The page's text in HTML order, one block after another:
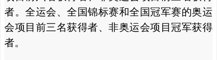
者。全运会、全国锦标赛和全国冠军赛的奥运
会项目前三名获得者、非奥运会项目冠军获得
者。